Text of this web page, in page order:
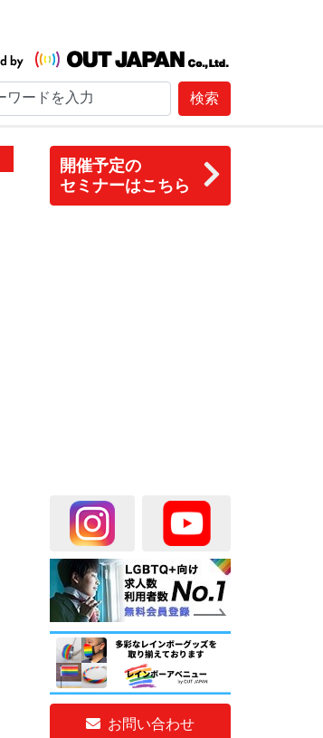
検索
開催予定の
セミナーはこちら
お問い合わせ